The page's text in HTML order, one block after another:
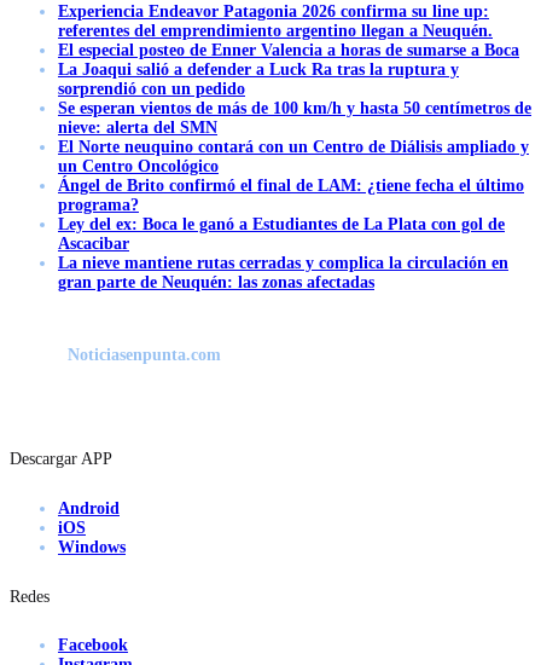
Experiencia Endeavor Patagonia 2026 confirma su line up:
referentes del emprendimiento argentino llegan a Neuquén.
El especial posteo de Enner Valencia a horas de sumarse a Boca
La Joaqui salió a defender a Luck Ra tras la ruptura y
sorprendió con un pedido
Se esperan vientos de más de 100 km/h y hasta 50 centímetros de
nieve: alerta del SMN
El Norte neuquino contará con un Centro de Diálisis ampliado y
un Centro Oncológico
Ángel de Brito confirmó el final de LAM: ¿tiene fecha el último
programa?
Ley del ex: Boca le ganó a Estudiantes de La Plata con gol de
Ascacibar
La nieve mantiene rutas cerradas y complica la circulación en
gran parte de Neuquén: las zonas afectadas
Noticiasenpunta.com
Descargar APP
Android
iOS
Windows
Redes
Facebook